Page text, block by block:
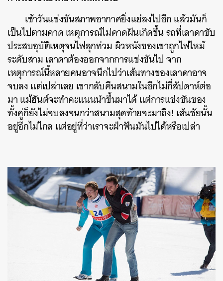
เช้าวันแข่งขันสภาพอากาศยิ่งแย่ลงไปอีก แล้วมันก็
เป็นไปตามคาด เหตุการณ์ไม่คาดฝันเกิดขึ้น รถที่เลาดาขับ
ประสบอุบัติเหตุจนไฟลุกท่วม ผิวหนังของเขาถูกไฟไหม้
ระดับสาม เลาดาต้องออกจากการแข่งขันไป จาก
เหตุการณ์นี้หลายคนอาจนึกไปว่าเส้นทางของเลาดาอาจ
จบลง แต่เปล่าเลย เขากลับคืนสนามในอีกไม่กี่สัปดาห์ต่อ
มา แม้ฮันต์จะทำคะแนนนำขึ้นมาได้ แต่การแข่งขันของ
ทั้งคู่ก็ยังไม่จบลงจนกว่าสนามสุดท้ายจะมาถึง! เส้นชัยนั้น
อยู่อีกไม่ไกล แต่อยู่ที่ว่าเราจะฝ่าฟันมันไปได้หรือเปล่า